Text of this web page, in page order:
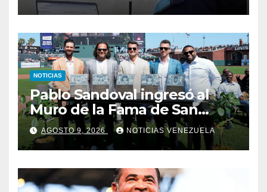
NOTICIAS
Pablo Sandoval ingresó al
Muro de la Fama de San
Francisco
AGOSTO 9, 2026 NOTICIAS VENEZUELA